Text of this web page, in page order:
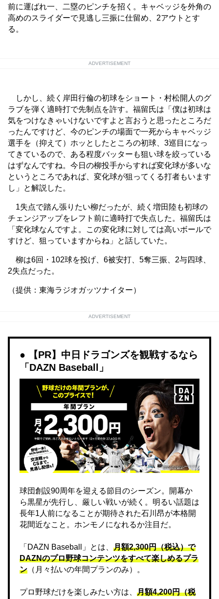
前に運ばれ一、二塁のピンチを招く。キャベッジを外角の
高めのスライダーで見逃し三振に仕留め、2アウトとす
る。
ADVERTISEMENT
しかし、続く岸田行倫の初球をショート・村松開人のグ
ラブを弾く適時打で先制点を許す。福留氏は「僕は初球は
気をつけなきゃいけないですよと言おうと思ったところだ
ったんですけど、今のピンチの場面で一死からキャベッジ
選手を（抑えて）ホッとしたところの初球、3巡目になっ
てきているので、ある程度バッターも狙い球を絞っている
はずなんですね。今日の柳投手からすれば変化球が多いな
というところであれば、変化球が狙ってくる打者もいます
し」と解説した。
1失点で踏ん張りたい柳だったが、続く増田陸も初球の
チェンジアップをレフト前に適時打で失点した。福留氏は
「変化球なんですよ。この変化球に対しては高いボールで
すけど、狙っていますからね」と話していた。
柳は6回・102球を投げ、6被安打、5奪三振、2与四球、
2失点だった。
（提供：東海ラジオガッツナイター）
ADVERTISEMENT
【PR】中日ドラゴンズを観戦するなら
「DAZN Baseball」
球団創設90周年を迎える節目のシーズン。開幕か
ら黒星が先行し、厳しい戦いが続く。明るい話題は
長年1人前になることが期待された石川昂が本格開
花間近なこと。ホンモノになれるか注目だ。
「DAZN Baseball」とは、 月額2,300円（税込）で
DAZNのプロ野球コンテンツをすべて楽しめるプラ
ン （月々払いの年間プランのみ）。
プロ野球だけを楽しみたい方は、 月額4,200円（税